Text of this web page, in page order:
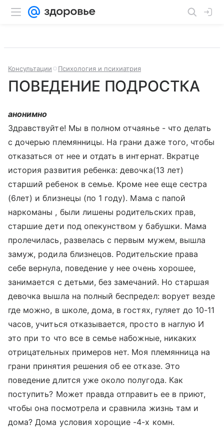
Консультации Психология и психиатрия
ПОВЕДЕНИЕ ПОДРОСТКА
анонимно
Здравствуйте! Мы в полном отчаянье - что делать
с дочерью племянницы. На грани даже того, чтобы
отказаться от нее и отдать в интернат. Вкратце
история развития ребенка: девочка(13 лет)
старший ребенок в семье. Кроме нее еще сестра
(6лет) и близнецы (по 1 году). Мама с папой
наркоманы , были лишены родительских прав,
старшие дети под опекунством у бабушки. Мама
пролечилась, развелась с первым мужем, вышла
замуж, родила близнецов. Родительские права
себе вернула, поведение у нее очень хорошее,
занимается с детьми, без замечаний. Но старшая
девочка вышла на полный беспредел: ворует везде
где можно, в школе, дома, в гостях, гуляет до 10-11
часов, учиться отказывается, просто в наглую И
это при то что все в семье набожные, никаких
отрицательных примеров нет. Моя племянница на
грани принятия решения об ее отказе. Это
поведение длится уже около полугода. Как
поступить? Может правда отправить ее в приют,
чтобы она посмотрела и сравнила жизнь там и
дома? Дома условия хорощие -4-х комн.